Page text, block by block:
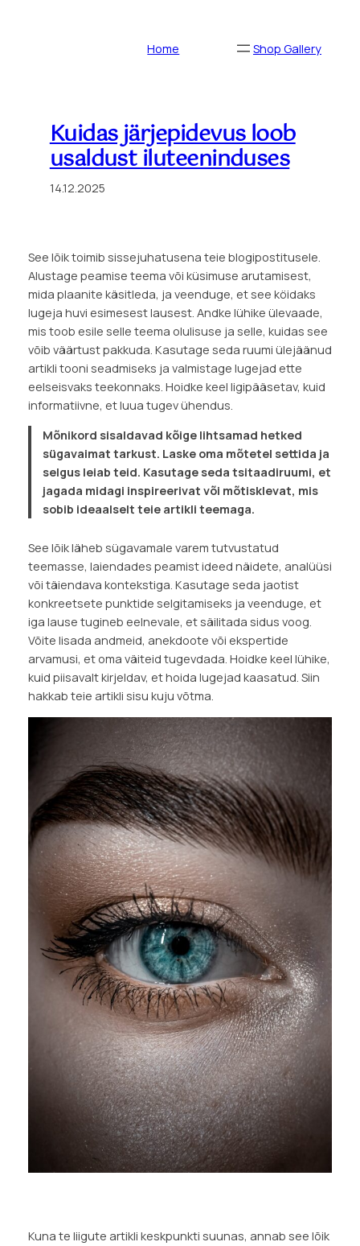
Home Shop Gallery
Kuidas järjepidevus loob
usaldust iluteeninduses
14.12.2025
See lõik toimib sissejuhatusena teie blogipostitusele.
Alustage peamise teema või küsimuse arutamisest,
mida plaanite käsitleda, ja veenduge, et see köidaks
lugeja huvi esimesest lausest. Andke lühike ülevaade,
mis toob esile selle teema olulisuse ja selle, kuidas see
võib väärtust pakkuda. Kasutage seda ruumi ülejäänud
artikli tooni seadmiseks ja valmistage lugejad ette
eelseisvaks teekonnaks. Hoidke keel ligipääsetav, kuid
informatiivne, et luua tugev ühendus.
Mõnikord sisaldavad kõige lihtsamad hetked
sügavaimat tarkust. Laske oma mõtetel settida ja
selgus leiab teid. Kasutage seda tsitaadiruumi, et
jagada midagi inspireerivat või mõtisklevat, mis
sobib ideaalselt teie artikli teemaga.
See lõik läheb sügavamale varem tutvustatud
teemasse, laiendades peamist ideed näidete, analüüsi
või täiendava kontekstiga. Kasutage seda jaotist
konkreetsete punktide selgitamiseks ja veenduge, et
iga lause tugineb eelnevale, et säilitada sidus voog.
Võite lisada andmeid, anekdoote või ekspertide
arvamusi, et oma väiteid tugevdada. Hoidke keel lühike,
kuid piisavalt kirjeldav, et hoida lugejad kaasatud. Siin
hakkab teie artikli sisu kuju võtma.
Kuna te liigute artikli keskpunkti suunas, annab see lõik